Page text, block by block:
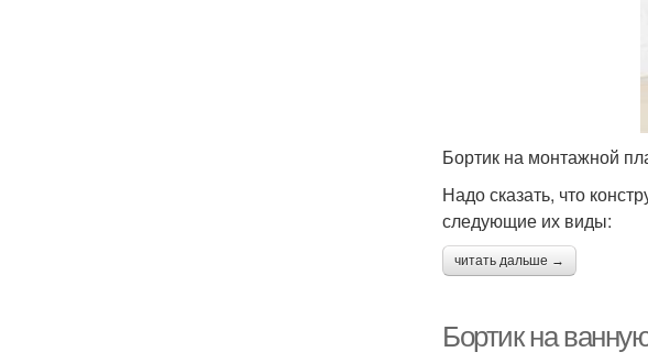
Бортик на монтажной
Надо сказать, что
следующие их виды:
читать дальше →
Бортик на